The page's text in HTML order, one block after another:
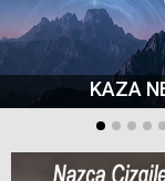
KAZA